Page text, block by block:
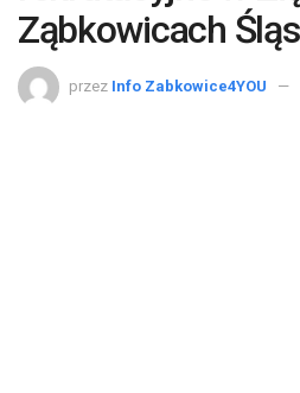
Ząbkowicach
przez Info Zabkowice4YOU